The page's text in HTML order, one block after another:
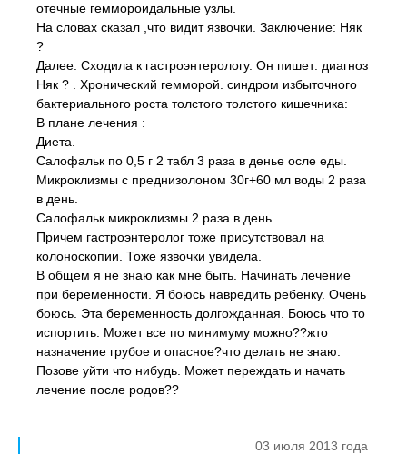
отечные геммороидальные узлы.
На словах сказал ,что видит язвочки. Заключение: Няк
?
Далее. Сходила к гастроэнтерологу. Он пишет: диагноз
Няк ? . Хронический гемморой. синдром избыточного
бактериального роста толстого толстого кишечника:
В плане лечения :
Диета.
Салофальк по 0,5 г 2 табл 3 раза в денье осле еды.
Микроклизмы с преднизолоном 30г+60 мл воды 2 раза
в день.
Салофальк микроклизмы 2 раза в день.
Причем гастроэнтеролог тоже присутствовал на
колоноскопии. Тоже язвочки увидела.
В общем я не знаю как мне быть. Начинать лечение
при беременности. Я боюсь навредить ребенку. Очень
боюсь. Эта беременность долгожданная. Боюсь что то
испортить. Может все по минимуму можно??жто
назначение грубое и опасное?что делать не знаю.
Позове уйти что нибудь. Может переждать и начать
лечение после родов??
03 июля 2013 года